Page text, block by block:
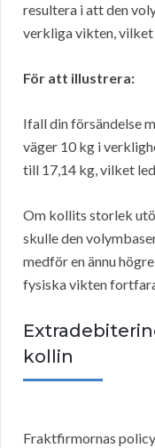
resultera i att den
verkliga vikten,
För att illustrera:
Ifall din försändelse
väger 10 kg i
till 17,14 kg, vilket
Om kollits storlek
skulle den
medför en ännu
fysiska vikten
kollin
Fraktfirmornas